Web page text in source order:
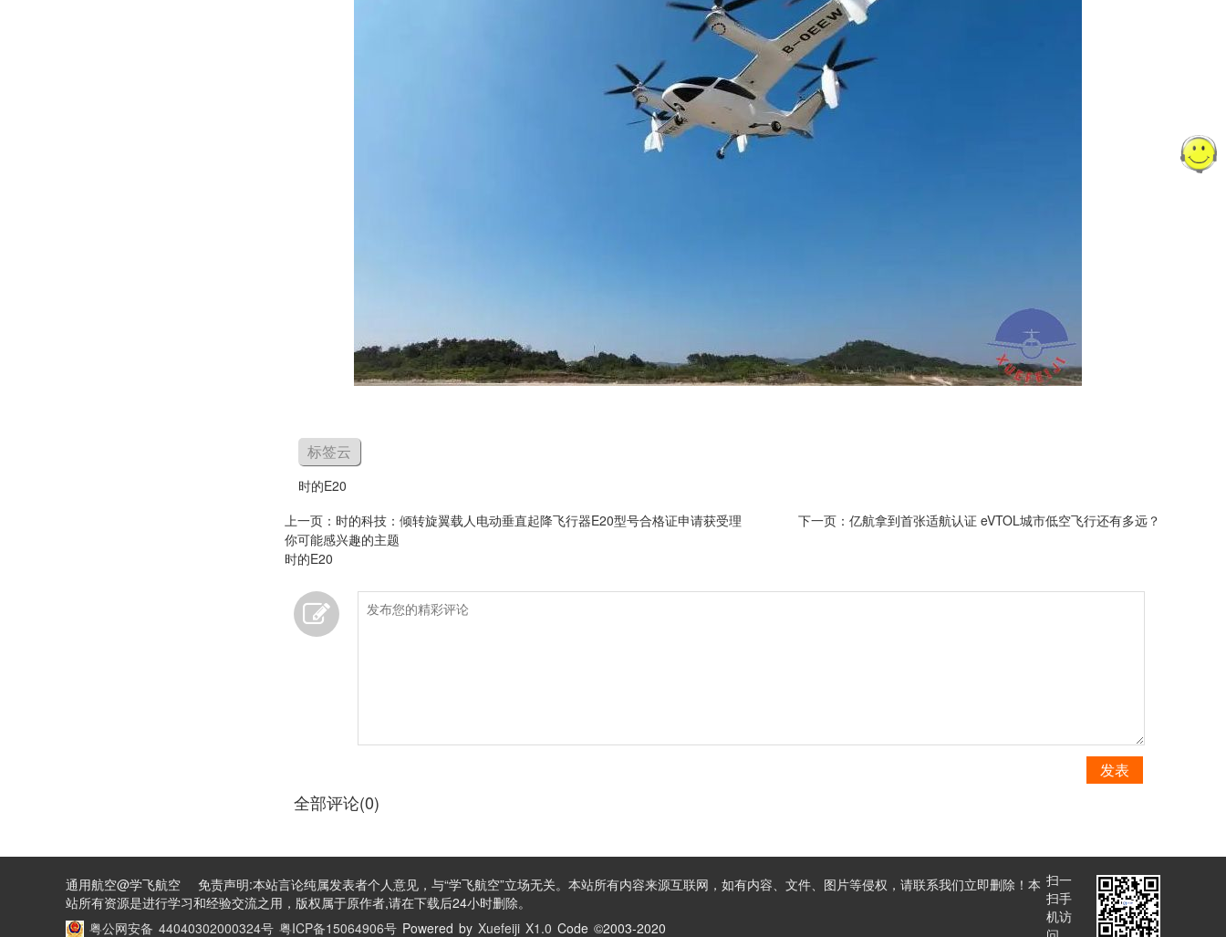
标签云
时的E20
上一页： 时的科技：倾转旋翼载人电动垂直起降飞行器E20型号合格证申请获受理 下一页： 亿航拿到首张适航认证 eVTOL城市低空飞行还有多远？
你可能感兴趣的主题
时的E20
发表
全部评论(0)
通用航空@学飞航空 免责声明:本站言论纯属发表者个人意见，与“学飞航空”立场无关。本站所有内容来源互联网，如有内容、文件、图片等侵权，请联系我们立即删除！本
站所有资源是进行学习和经验交流之用，版权属于原作者,请在下载后24小时删除。
粤公网安备 44040302000324号 粤ICP备15064906号 Powered by Xuefeiji X1.0 Code ©2003-2020
扫一
扫手
机访